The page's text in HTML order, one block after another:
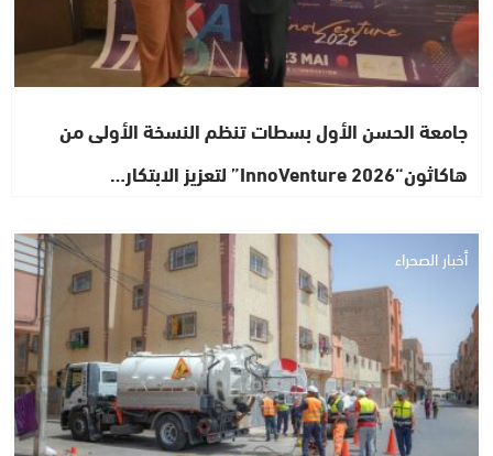
جامعة الحسن الأول بسطات تنظم النسخة الأولى من
هاكاثون“InnoVenture 2026” لتعزيز الابتكار…
أخبار الصحراء